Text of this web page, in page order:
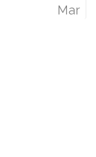
Mar